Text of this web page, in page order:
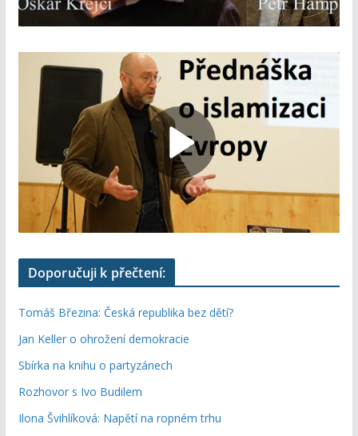
Doporučuji k přečtení:
Tomáš Březina: Česká republika bez dětí?
Jan Keller o ohrožení demokracie
Sbírka na knihu o partyzánech
Rozhovor s Ivo Budilem
Ilona Švihlíková: Napětí na ropném trhu